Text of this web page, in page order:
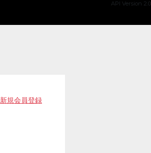
API Version 2.0
新規会員登録